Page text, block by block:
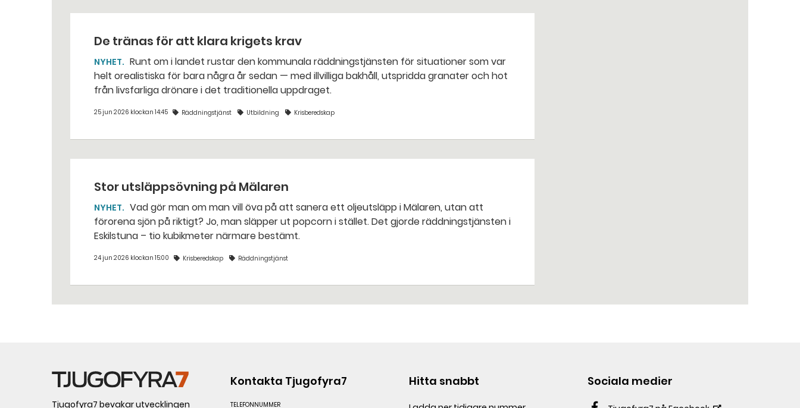
De tränas för att klara krigets krav
NYHET
helt orealistiska för bara några år sedan — med illvilliga bakhåll, utspridda granater och hot
från livsfarliga drönare i det traditionella uppdraget.
25 jun 2026 klockan 14:45 Räddningstjänst Utbildning Krisberedskap
Stor utsläppsövning på Mälaren
NYHET
förorena sjön på riktigt? Jo, man släpper ut popcorn i stället. Det gjorde räddningstjänsten i
Eskilstuna – tio kubikmeter närmare bestämt.
24 jun 2026 klockan 15:00 Krisberedskap Räddningstjänst
Tjugofyra7 bevakar utvecklingen
Kontakta Tjugofyra7
TELEFONNUMMER
Hitta snabbt Sociala medier